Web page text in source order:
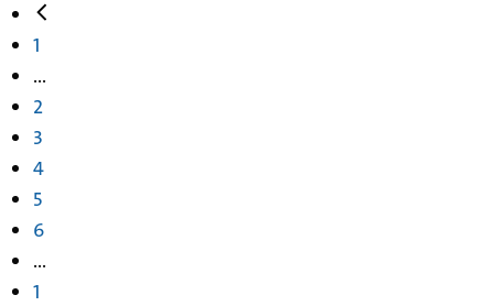
1
...
2
3
4
5
6
...
1